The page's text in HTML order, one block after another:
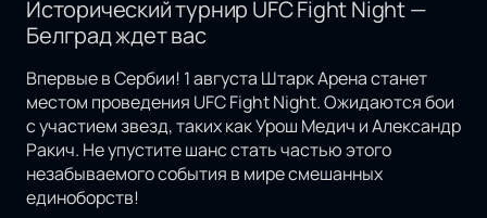
Исторический турнир UFC Fight Night —
Белград ждет вас
Впервые в Сербии! 1 августа Штарк Арена станет
местом проведения UFC Fight Night. Ожидаются бои
с участием звезд, таких как Урош Медич и Александр
Ракич. Не упустите шанс стать частью этого
незабываемого события в мире смешанных
единоборств!